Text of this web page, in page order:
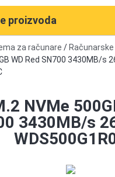
proizvoda
za računare /
WD Red SN700 3430MB/s
NVMe
3430MB/s